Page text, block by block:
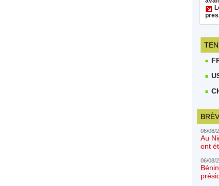
06/08/
Au
ont
06/08/